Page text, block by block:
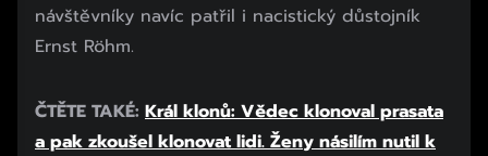
návštěvníky navíc patřil i nacistický důstojník
Ernst Röhm.
ČTĚTE TAKÉ: Král klonů: Vědec klonoval prasata
a pak zkoušel klonovat lidi. Ženy násilím nutil k